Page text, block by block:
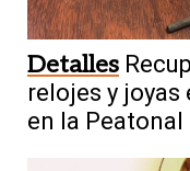
Detalles
relojes y
en la Peatonal